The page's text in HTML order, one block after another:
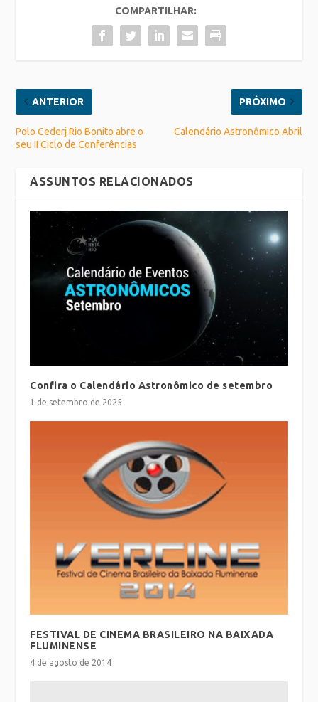
COMPARTILHAR:
ANTERIOR
Polo Cederj Rio Bonito abre o
seu II Ciclo de Conferências
PRÓXIMO
Calendário Astronômico Abril
ASSUNTOS RELACIONADOS
Confira o Calendário Astronômico de setembro
1 de setembro de 2025
FESTIVAL DE CINEMA BRASILEIRO NA BAIXADA
FLUMINENSE
4 de agosto de 2014